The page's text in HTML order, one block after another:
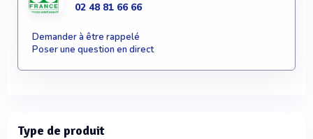
02 48 81 66 66
Demander à être rappelé
Poser une question en direct
Type de produit